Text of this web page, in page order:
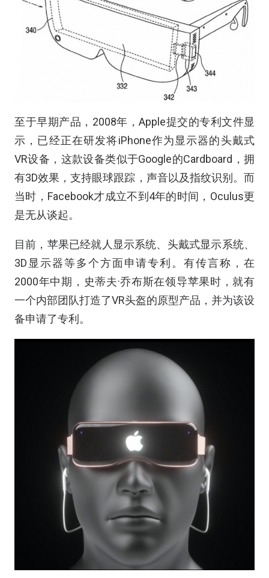
至于早期产品，2008年，Apple提交的专利文件显
示，已经正在研发将iPhone作为显示器的头戴式
VR设备，这款设备类似于Google的Cardboard，拥
有3D效果，支持眼球跟踪，声音以及指纹识别。而
当时，Facebook才成立不到4年的时间，Oculus更
是无从谈起。
目前，苹果已经就人显示系统、头戴式显示系统、
3D 显示器等多个方面申请专利。有传言称，在
2000年中期，史蒂夫·乔布斯在领导苹果时，就有
一个内部团队打造了VR头盔的原型产品，并为该设
备申请了专利。